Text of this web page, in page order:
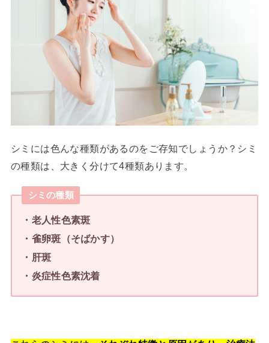
シミには色んな種類があるのをご存知でしょうか？シミ
の種類は、大きく分けて4種類あります。
シミの種類
・老人性色素斑
・雀卵斑（そばかす）
・肝斑
・炎症性色素沈着